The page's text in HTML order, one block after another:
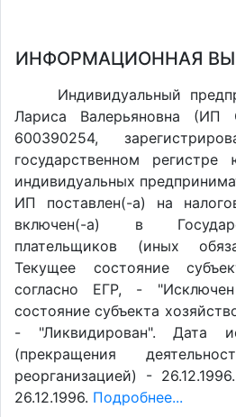
ИНФОРМАЦИОННАЯ
Индивидуальный
Лариса Валерьяновна
600390254,
государственном
индивидуальных
ИП поставлен(-a) на
включен(-a) в
плательщиков (иных
Текущее состояние
согласно ЕГР, -
состояние субъекта
- "Ликвидирован". Дата
(прекращения
реорганизацией) -
26.12.1996. Подробнее...